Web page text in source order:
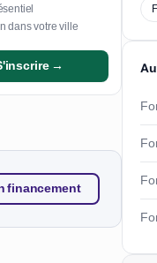
dans votre ville
→
financement